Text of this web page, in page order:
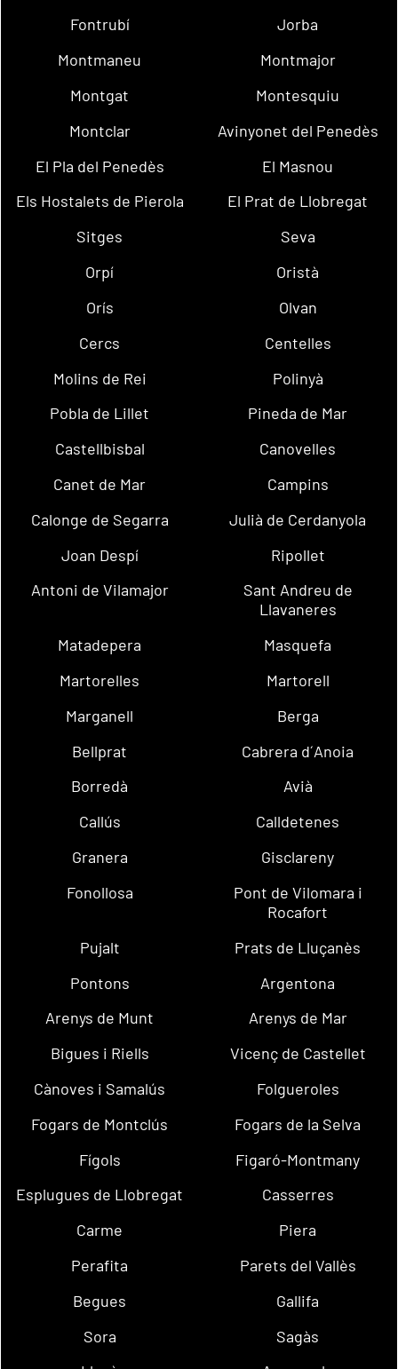
Fontrubí
Jorba
Montmaneu
Montmajor
Montgat
Montesquiu
Montclar
Avinyonet del Penedès
El Pla del Penedès
El Masnou
Els Hostalets de Pierola
El Prat de Llobregat
Sitges
Seva
Orpí
Oristà
Orís
Olvan
Cercs
Centelles
Molins de Rei
Polinyà
Pobla de Lillet
Pineda de Mar
Castellbisbal
Canovelles
Canet de Mar
Campins
Calonge de Segarra
Julià de Cerdanyola
Joan Despí
Ripollet
Antoni de Vilamajor
Sant Andreu de
Llavaneres
Matadepera
Masquefa
Martorelles
Martorell
Marganell
Berga
Bellprat
Cabrera d´Anoia
Borredà
Avià
Callús
Calldetenes
Granera
Gisclareny
Fonollosa
Pont de Vilomara i
Rocafort
Pujalt
Prats de Lluçanès
Pontons
Argentona
Arenys de Munt
Arenys de Mar
Bigues i Riells
Vicenç de Castellet
Cànoves i Samalús
Folgueroles
Fogars de Montclús
Fogars de la Selva
Fígols
Figaró-Montmany
Esplugues de Llobregat
Casserres
Carme
Piera
Perafita
Parets del Vallès
Begues
Gallifa
Sora
Sagàs